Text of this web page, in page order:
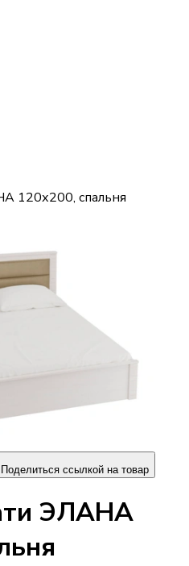
120х200, спальня
Поделиться ссылкой на товар
ЭЛАНА